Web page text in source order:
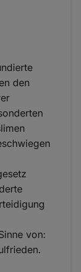
den
von: